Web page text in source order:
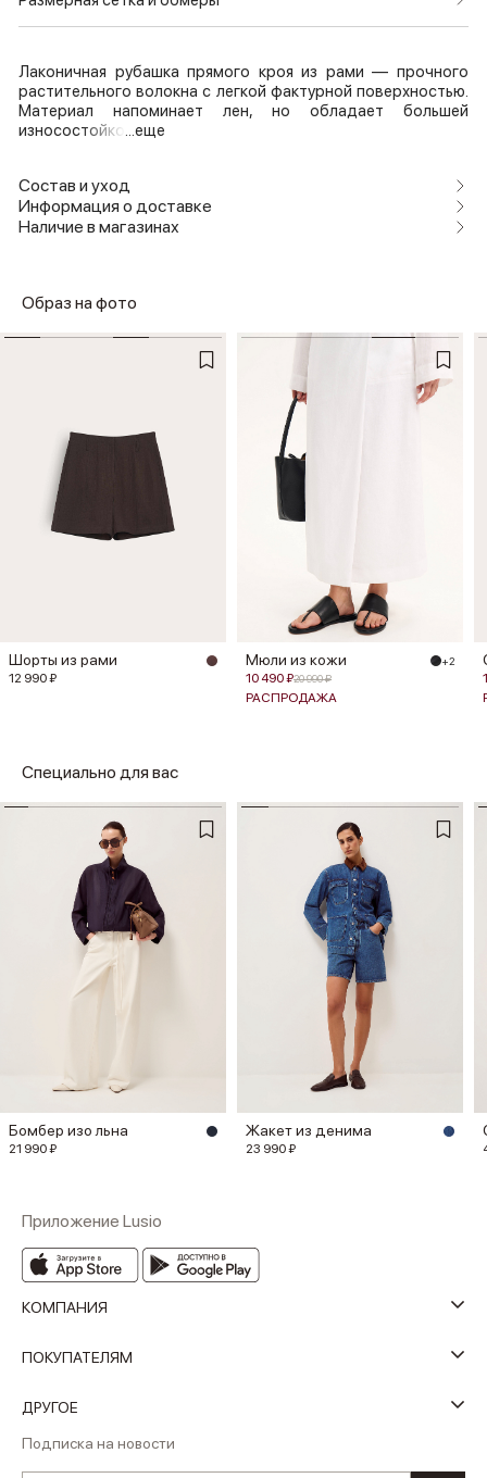
Лаконичная рубашка прямого кроя из рами — прочного
растительного волокна с легкой фактурной поверхностью.
Материал напоминает лен, но обладает большей
износостойко ...еще
Состав и уход
Информация о доставке
Наличие в магазинах
Образ на фото
Шорты из рами
12 990 ₽
Мюли из кожи +2
10 490 ₽20 990 ₽
РАСПРОДАЖА
Специально для вас
Бомбер изо льна
21 990 ₽
Жакет из денима
23 990 ₽
Приложение Lusio
КОМПАНИЯ
ПОКУПАТЕЛЯМ
ДРУГОЕ
Подписка на новости